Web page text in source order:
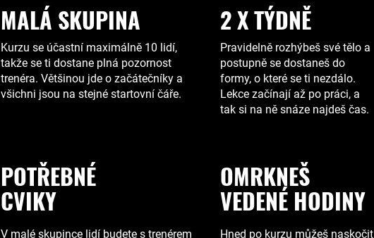
MALÁ SKUPINA
Kurzu se účastní maximálně 10 lidí,
takže se ti dostane plná pozornost
trenéra. Většinou jde o začátečníky a
všichni jsou na stejné startovní čáře.
POTŘEBNÉ
CVIKY
V malé skupince lidí budete s trenérem
2 X TÝDNĚ
Pravidelně rozhýbeš své tělo a
postupně se dostaneš do
formy, o které se ti nezdálo.
Lekce začínají až po práci, a
tak si na ně snáze najdeš čas.
OMRKNEŠ
VEDENÉ HODINY
Hned po kurzu můžeš naskočit